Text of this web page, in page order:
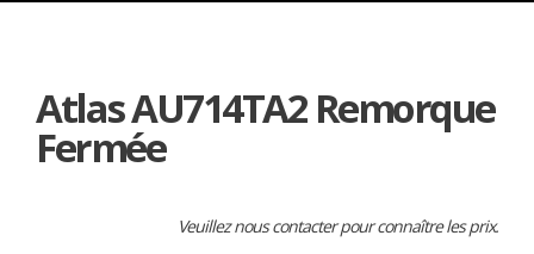
Atlas AU714TA2 Remorque
Fermée
Veuillez nous contacter pour connaître les prix.